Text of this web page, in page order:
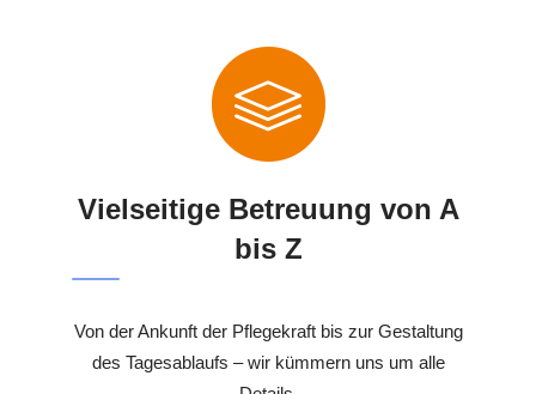
Vielseitige Betreuung von A
bis Z
Von der Ankunft der Pflegekraft bis zur Gestaltung
des Tagesablaufs – wir kümmern uns um alle